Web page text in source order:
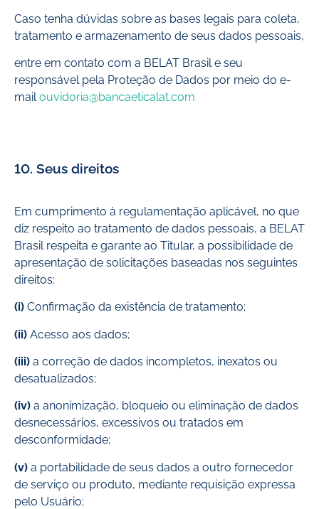
Caso tenha dúvidas sobre as bases legais para coleta,
tratamento e armazenamento de seus dados pessoais,
entre em contato com a BELAT Brasil e seu
responsável pela Proteção de Dados por meio do e-
mailouvidoria@bancaeticalat.com
10. Seus direitos
Em cumprimento à regulamentação aplicável, no que
diz respeito ao tratamento de dados pessoais, a BELAT
Brasil respeita e garante ao Titular, a possibilidade de
apresentação de solicitações baseadas nos seguintes
direitos:
(i) Confirmação da existência de tratamento;
(ii) Acesso aos dados;
(iii) a correção de dados incompletos, inexatos ou
desatualizados;
(iv) a anonimização, bloqueio ou eliminação de dados
desnecessários, excessivos ou tratados em
desconformidade;
(v) a portabilidade de seus dados a outro fornecedor
de serviço ou produto, mediante requisição expressa
pelo Usuário;